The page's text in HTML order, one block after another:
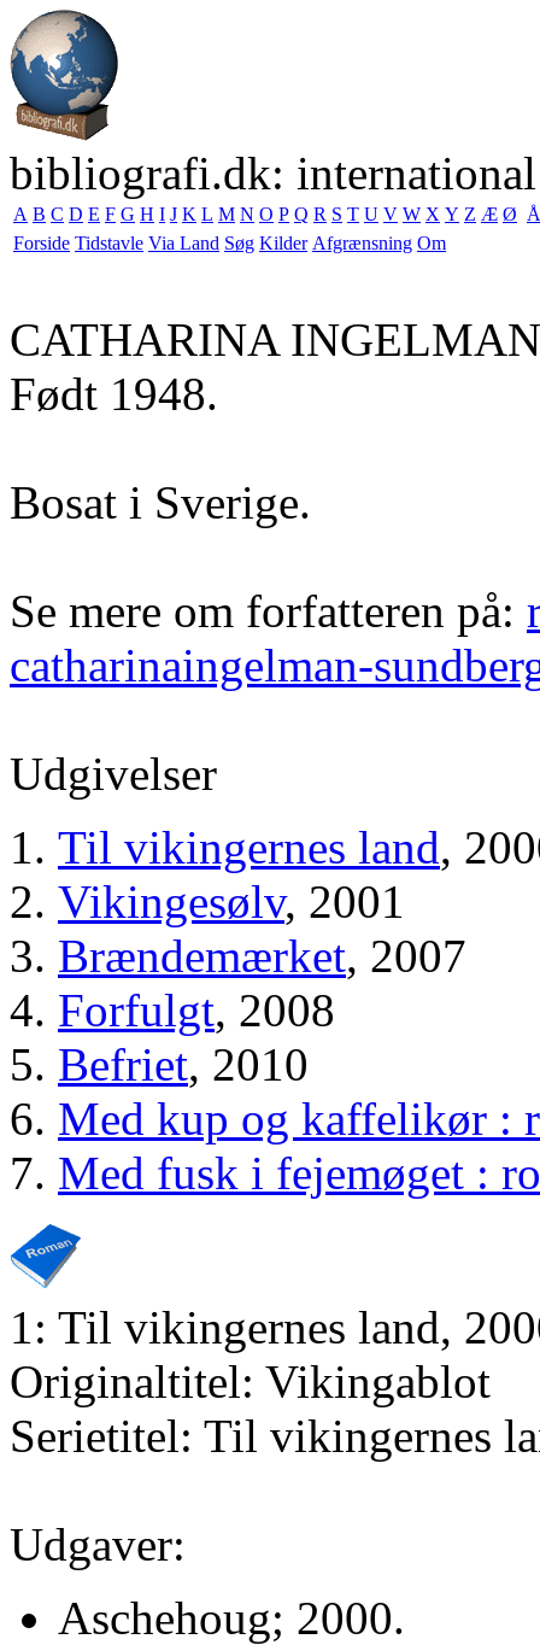
bibliografi.dk:
A B C D E F G H I J K L M N O P Q R S T U V W X Y Z Æ Ø Å
Forside Tidstavle Via Land Søg Kilder Afgrænsning Om
CATHARINA
Født 1948.
Bosat i Sverige.
Se mere om forfatteren på:
catharinaingelman-
Udgivelser
Til vikingernes land,
Vikingesølv, 2001
Brændemærket, 2007
Forfulgt, 2008
Befriet, 2010
Med kup og kaffelikør :
Med fusk i fejemøget :
1: Til vikingernes land,
Originaltitel: Vikingablot
Serietitel: Til vikingernes
Udgaver:
Aschehoug; 2000.